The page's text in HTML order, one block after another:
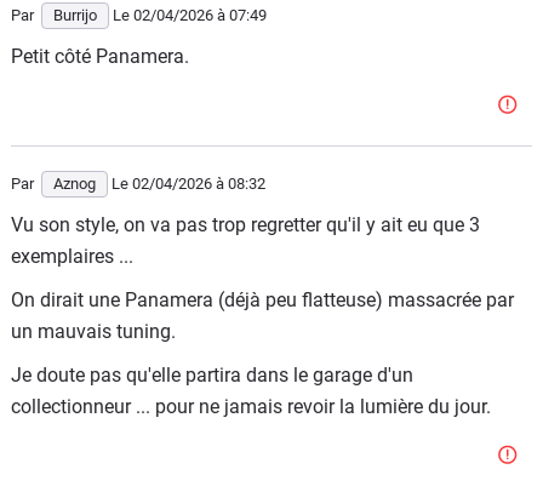
Par Burrijo Le 02/04/2026 à 07:49
Petit côté Panamera.
Par Aznog Le 02/04/2026 à 08:32
Vu son style, on va pas trop regretter qu'il y ait eu que 3
exemplaires ...
On dirait une Panamera (déjà peu flatteuse) massacrée par
un mauvais tuning.
Je doute pas qu'elle partira dans le garage d'un
collectionneur ... pour ne jamais revoir la lumière du jour.